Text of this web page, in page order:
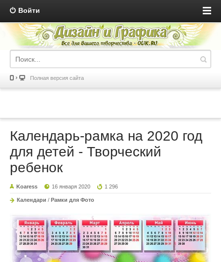
Войти
Полная версия сайта
Календарь-рамка на 2020 год
для детей - Творческий
ребенок
Koaress 16 января 2020 1 296
Календари / Рамки для Фото